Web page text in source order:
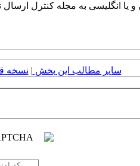
انگلیسی به مجله کنترل ارسال
سایر مطالب این بخش | نسخه